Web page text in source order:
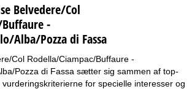
Belvedere/Col
-
Alba/Pozza di Fassa
Col Rodella/Ciampac/Buffaure -
Pozza di Fassa sætter sig sammen af top-
for specielle interesser og